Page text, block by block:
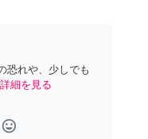
恐れや、少しでも
詳細を見る
tag_faces